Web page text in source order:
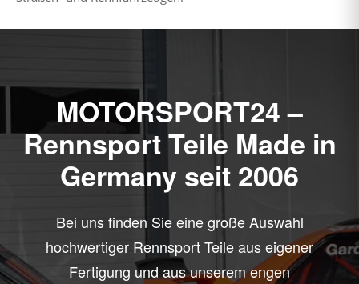
MOTORSPORT24 –
Rennsport Teile Made in
Germany seit 2006
Bei uns finden Sie eine große Auswahl
hochwertiger Rennsport Teile aus eigener
Fertigung und aus unserem engen